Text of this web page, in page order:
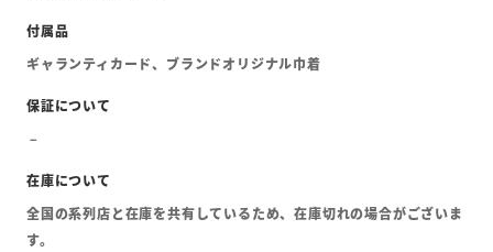
ギャランティカード、ブランドオリジナル巾着
全国の系列店と在庫を共有しているため、在庫切れの場合がございま
す。